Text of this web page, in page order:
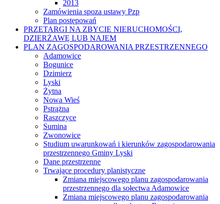
2013
Zamówienia spoza ustawy Pzp
Plan postępowań
PRZETARGI NA ZBYCIE NIERUCHOMOŚCI,
DZIERŻAWĘ LUB NAJEM
PLAN ZAGOSPODAROWANIA PRZESTRZENNEGO
Adamowice
Bogunice
Dzimierz
Lyski
Żytna
Nowa Wieś
Pstrążna
Raszczyce
Sumina
Zwonowice
Studium uwarunkowań i kierunków zagospodarowania
przestrzennego Gminy Lyski
Dane przestrzenne
Trwające procedury planistyczne
Zmiana miejscowego planu zagospodarowania
przestrzennego dla sołectwa Adamowice
Zmiana miejscowego planu zagospodarowania